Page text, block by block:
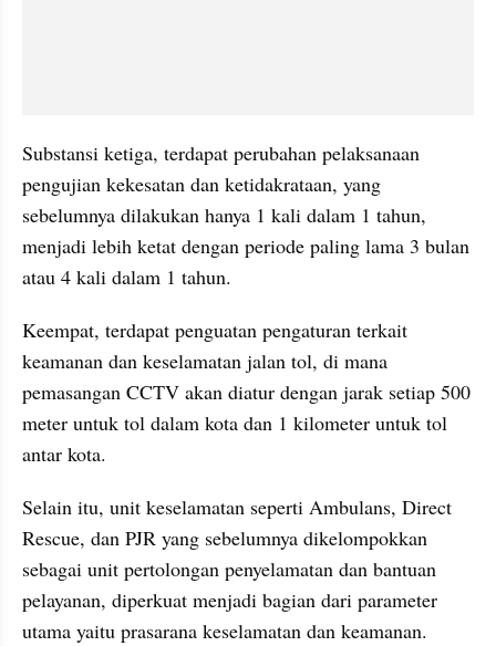
Substansi ketiga, terdapat perubahan pelaksanaan
pengujian kekesatan dan ketidakrataan, yang
sebelumnya dilakukan hanya 1 kali dalam 1 tahun,
menjadi lebih ketat dengan periode paling lama 3 bulan
atau 4 kali dalam 1 tahun.
Keempat, terdapat penguatan pengaturan terkait
keamanan dan keselamatan jalan tol, di mana
pemasangan CCTV akan diatur dengan jarak setiap 500
meter untuk tol dalam kota dan 1 kilometer untuk tol
antar kota.
Selain itu, unit keselamatan seperti Ambulans, Direct
Rescue, dan PJR yang sebelumnya dikelompokkan
sebagai unit pertolongan penyelamatan dan bantuan
pelayanan, diperkuat menjadi bagian dari parameter
utama yaitu prasarana keselamatan dan keamanan.